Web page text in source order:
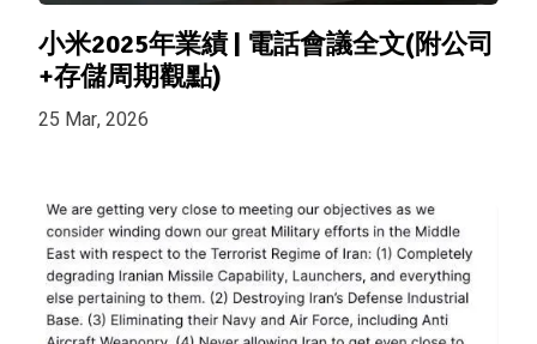
小米2025年業績 | 電話會議全文(附公司
+存儲周期觀點)
25 Mar, 2026